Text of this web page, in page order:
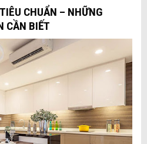
CHUẨN – NHỮNG
CẦN BIẾT